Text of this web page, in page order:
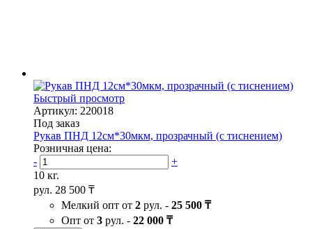
Быстрый просмотр
Артикул: 220018
Под заказ
Рукав ПНД 12см*30мкм, прозрачный (с тиснением)
Розничная цена:
-
+
10 кг.
рул. 28 500 ₸
Мелкий опт от 2 рул. - 25 500 ₸
Опт от 3 рул. - 22 000 ₸